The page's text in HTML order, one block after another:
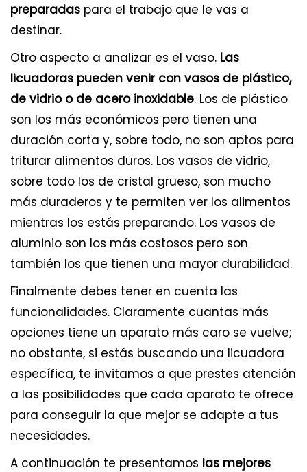
preparadas para el trabajo que le vas a
destinar.
Otro aspecto a analizar es el vaso. Las
licuadoras pueden venir con vasos de plástico,
de vidrio o de acero inoxidable. Los de plástico
son los más económicos pero tienen una
duración corta y, sobre todo, no son aptos para
triturar alimentos duros. Los vasos de vidrio,
sobre todo los de cristal grueso, son mucho
más duraderos y te permiten ver los alimentos
mientras los estás preparando. Los vasos de
aluminio son los más costosos pero son
también los que tienen una mayor durabilidad.
Finalmente debes tener en cuenta las
funcionalidades. Claramente cuantas más
opciones tiene un aparato más caro se vuelve;
no obstante, si estás buscando una licuadora
específica, te invitamos a que prestes atención
a las posibilidades que cada aparato te ofrece
para conseguir la que mejor se adapte a tus
necesidades.
A continuación te presentamos las mejores